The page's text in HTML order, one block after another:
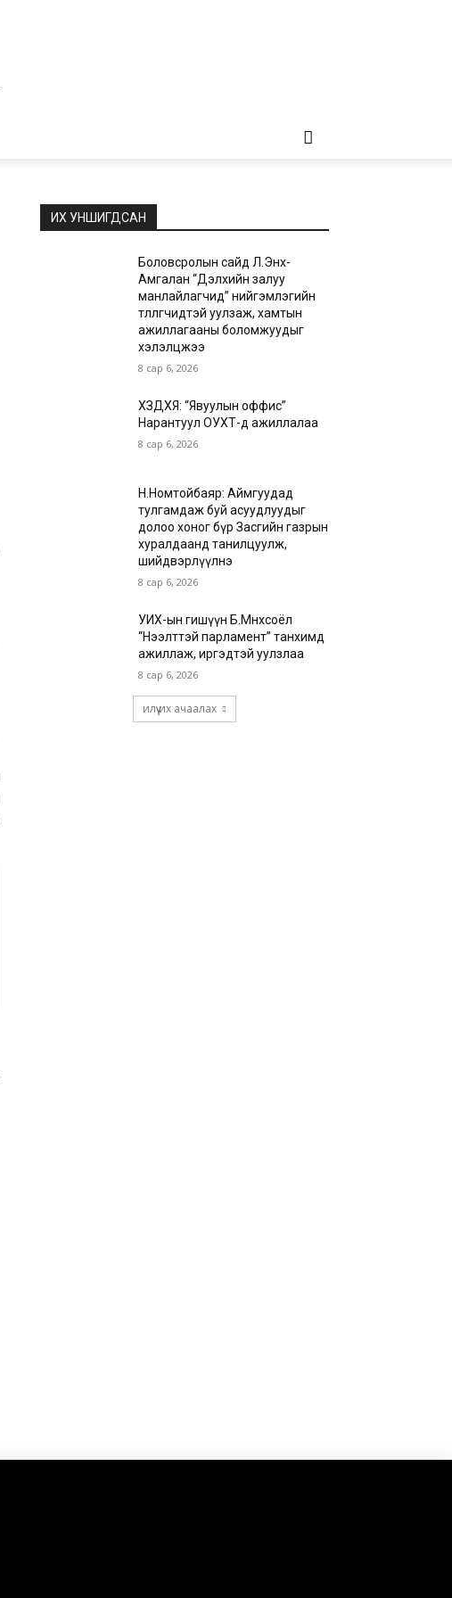
ИХ УНШИГДСАН
Боловсролын сайд Л.Энх-
Амгалан “Дэлхийн залуу
манлайлагчид” нийгэмлэгийн
төлөөлөгчидтэй уулзаж, хамтын
ажиллагааны боломжуудыг
хэлэлцжээ
8 сар 6, 2026
ХЗДХЯ: “Явуулын оффис”
Нарантуул ОУХТ-д ажиллалаа
8 сар 6, 2026
Н.Номтойбаяр: Аймгуудад
тулгамдаж буй асуудлуудыг
долоо хоног бүр Засгийн газрын
хуралдаанд танилцуулж,
шийдвэрлүүлнэ
8 сар 6, 2026
УИХ-ын гишүүн Б.Мөнхсоёл
“Нээлттэй парламент” танхимд
ажиллаж, иргэдтэй уулзлаа
8 сар 6, 2026
илүү их ачаалах